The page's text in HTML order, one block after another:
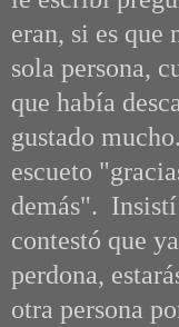
eran, si es que
sola persona,
que había
gustado
escueto
demás". Insistí
contestó que
perdona,
otra persona